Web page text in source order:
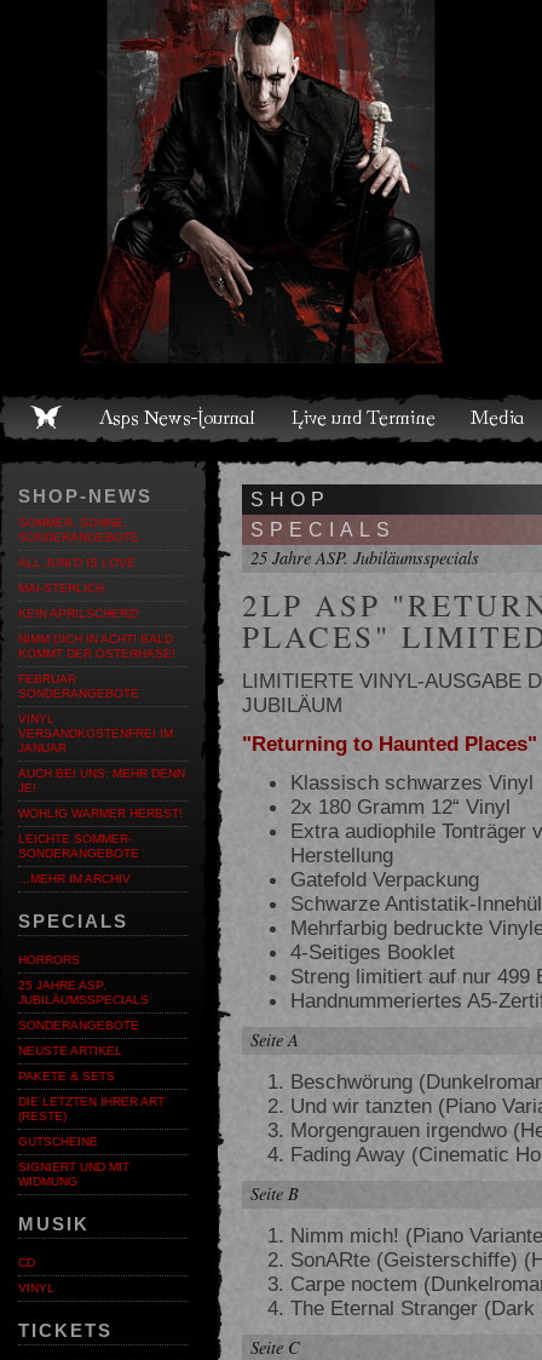
Live und Termine Media Shop Band Discografie
SHOP-NEWS
SOMMER, SONNE,
SONDERANGEBOTE
ALL JUNI'D IS LOVE
MAI-STERLICH
KEIN APRILSCHERZ!
NIMM DICH IN ACHT! BALD
KOMMT DER OSTERHASE!
FEBRUAR
SONDERANGEBOTE
VINYL
VERSANDKOSTENFREI IM
JANUAR
AUCH BEI UNS: MEHR DENN
JE!
WOHLIG WARMER HERBST!
LEICHTE SOMMER-
SONDERANGEBOTE
…MEHR IM ARCHIV
SPECIALS
HORRORS
25 JAHRE ASP.
JUBILÄUMSSPECIALS
SONDERANGEBOTE
NEUSTE ARTIKEL
PAKETE & SETS
DIE LETZTEN IHRER ART
(RESTE)
GUTSCHEINE
SIGNIERT UND MIT
WIDMUNG
MUSIK
CD
VINYL
TICKETS
SHOP
SPECIALS
25 Jahre ASP. Jubiläumsspecials
2LP ASP
PLACES"
LIMITIERTE VINYL-AUSGABE
JUBILÄUM
"Returning to Haunted Places"
Klassisch schwarzes Vinyl
2x 180 Gramm 12“ Vinyl
Extra audiophile Tonträger
Herstellung
Gatefold Verpackung
Schwarze Antistatik-
Mehrfarbig bedruckte
4-Seitiges Booklet
Streng limitiert auf nur 499
Handnummeriertes A5-
Seite A
Beschwörung
Und wir tanzten (Piano
Morgengrauen irgendwo
Fading Away (Cinematic
Seite B
Nimm mich! (Piano
SonARte (Geisterschiffe)
Carpe noctem
The Eternal Stranger
Seite C